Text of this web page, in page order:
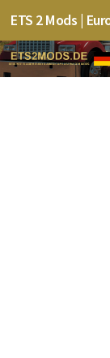
ETS 2 Mods |